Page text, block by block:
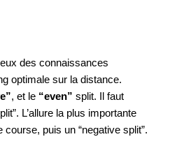
des connaissances
optimale sur la distance.
, et le “even” split. Il faut
L’allure la plus importante
puis un “negative split”.